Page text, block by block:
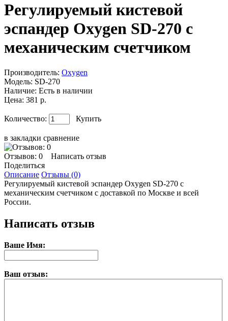
Регулируемый кистевой
эспандер Oxygen SD-270 с
механическим счетчиком
Производитель: Oxygen
Модель: SD-270
Наличие: Есть в наличии
Цена: 381 р.
Количество: Купить
в закладки сравнение
Отзывов: 0
Написать отзыв
Поделиться
Описание Отзывы (0)
Регулируемый кистевой эспандер Oxygen SD-270 с
механическим счетчиком с доставкой по Москве и всей
России.
Написать отзыв
Ваше Имя:
Ваш отзыв: